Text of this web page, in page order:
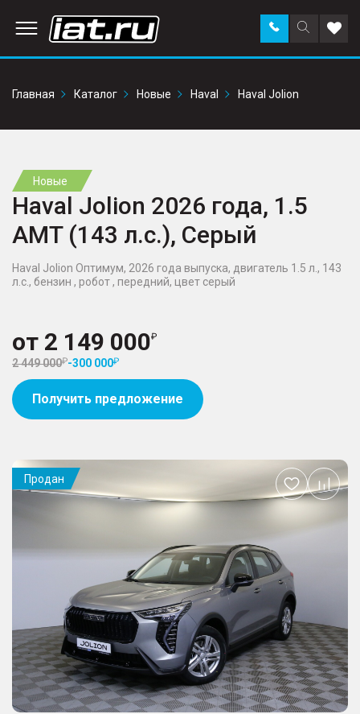
Поиск
по
Заказать
звонок в
Главная
Каталог Новые Haval Haval Jolion
Новые
Haval Jolion 2026 года, 1.5
AMT (143 л.с.), Серый
Haval Jolion Оптимум, 2026 года выпуска, двигатель 1.5 л., 143
л.с., бензин , робот , передний, цвет серый
от 2 149 000
2 449 000 -300 000
Получить предложение
Продан
Добавить
в